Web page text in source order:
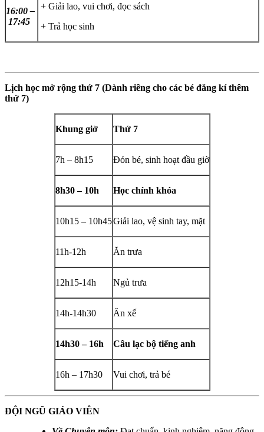
16:00 –
17:45
+ Giải lao, vui chơi, đọc sách
+ Trả học sinh
Lịch học mở rộng thứ 7 (Dành riêng cho các bé đăng kí thêm
thứ 7)
Khung giờ Thứ 7
7h – 8h15 Đón bé, sinh hoạt đầu giờ
8h30 – 10h Học chính khóa
10h15 – 10h45Giải lao, vệ sinh tay, mặt
11h-12h Ăn trưa
12h15-14h Ngủ trưa
14h-14h30 Ăn xế
14h30 – 16h Câu lạc bộ tiếng anh
16h – 17h30 Vui chơi, trả bé
ĐỘI NGŨ GIÁO VIÊN